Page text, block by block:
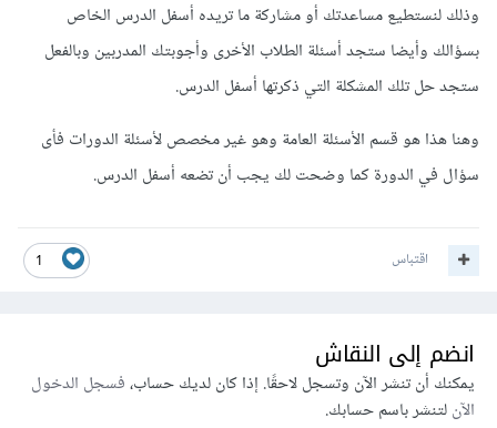
وذلك لنستطيع مساعدتك أو مشاركة ما تريده أسفل الدرس الخاص
بسؤالك وأيضا ستجد أسئلة الطلاب الأخرى وأجوبتك المدربين وبالفعل
ستجد حل تلك المشكلة التي ذكرتها أسفل الدرس.
وهنا هذا هو قسم الأسئلة العامة وهو غير مخصص لأسئلة الدورات فأى
سؤال في الدورة كما وضحت لك يجب أن تضعه أسفل الدرس.
1 اقتباس
انضم إلى النقاش
يمكنك أن تنشر الآن وتسجل لاحقًا. إذا كان لديك حساب،فسجل الدخول
الآنلتنشر باسم حسابك.